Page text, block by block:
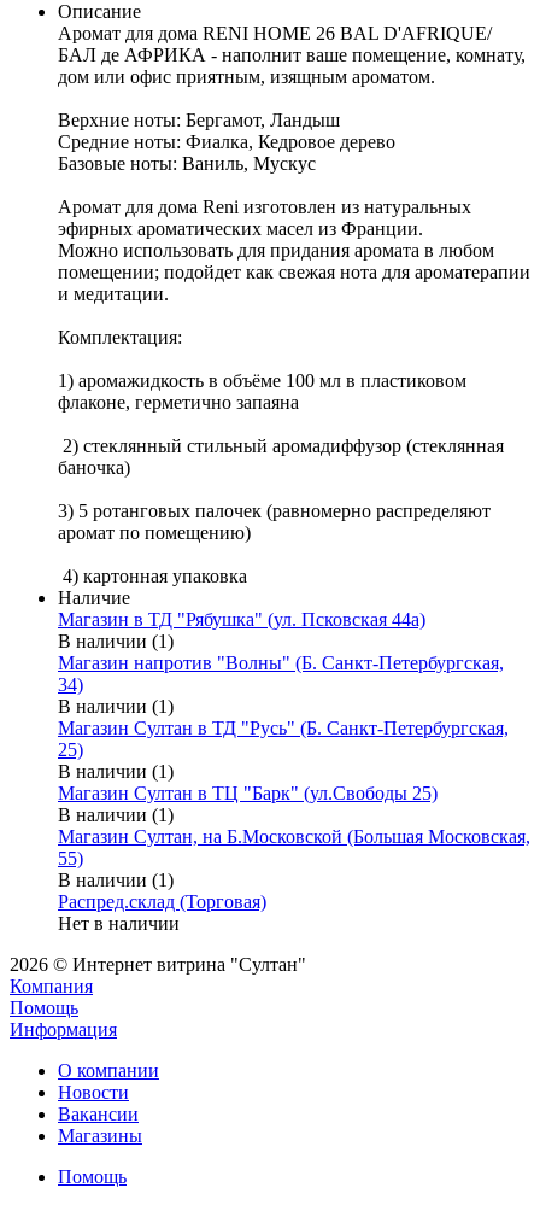
Описание
Аромат для дома RENI HOME 26 BAL D'AFRIQUE/
БАЛ де АФРИКА - наполнит ваше помещение, комнату,
дом или офис приятным, изящным ароматом.
Верхние ноты: Бергамот, Ландыш
Средние ноты: Фиалка, Кедровое дерево
Базовые ноты: Ваниль, Мускус
Аромат для дома Reni изготовлен из натуральных
эфирных ароматических масел из Франции.
Можно использовать для придания аромата в любом
помещении; подойдет как свежая нота для ароматерапии
и медитации.
Комплектация:
1) аромажидкость в объёме 100 мл в пластиковом
флаконе, герметично запаяна
2) стеклянный стильный аромадиффузор (стеклянная
баночка)
3) 5 ротанговых палочек (равномерно распределяют
аромат по помещению)
4) картонная упаковка
Наличие
Магазин в ТД "Рябушка" (ул. Псковская 44а)
В наличии (1)
Магазин напротив "Волны" (Б. Санкт-Петербургская,
34)
В наличии (1)
Магазин Султан в ТД "Русь" (Б. Санкт-Петербургская,
25)
В наличии (1)
Магазин Султан в ТЦ "Барк" (ул.Свободы 25)
В наличии (1)
Магазин Султан, на Б.Московской (Большая Московская,
55)
В наличии (1)
Распред.склад (Торговая)
Нет в наличии
2026 © Интернет витрина "Султан"
Компания
Помощь
Информация
О компании
Новости
Вакансии
Магазины
Помощь